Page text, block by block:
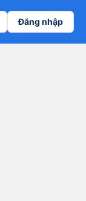
Đăng nhập